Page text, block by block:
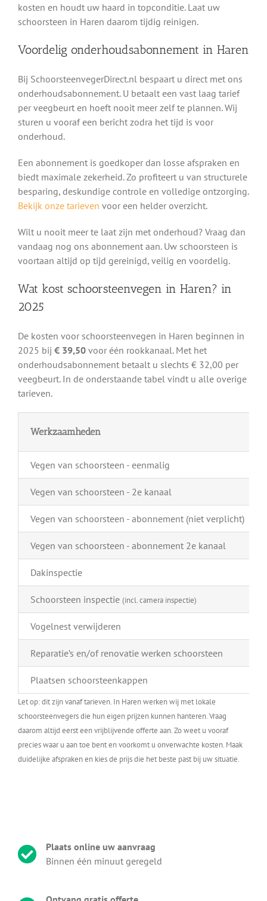
kosten en houdt uw haard in topconditie. Laat uw
schoorsteen in Haren daarom tijdig reinigen.
Voordelig onderhoudsabonnement in Haren
Bij SchoorsteenvegerDirect.nl bespaart u direct met ons
onderhoudsabonnement. U betaalt een vast laag tarief
per veegbeurt en hoeft nooit meer zelf te plannen. Wij
sturen u vooraf een bericht zodra het tijd is voor
onderhoud.
Een abonnement is goedkoper dan losse afspraken en
biedt maximale zekerheid. Zo profiteert u van structurele
besparing, deskundige controle en volledige ontzorging.
Bekijk onze tarieven voor een helder overzicht.
Wilt u nooit meer te laat zijn met onderhoud? Vraag dan
vandaag nog ons abonnement aan. Uw schoorsteen is
voortaan altijd op tijd gereinigd, veilig en voordelig.
Wat kost schoorsteenvegen in Haren? in
2025
De kosten voor schoorsteenvegen in Haren beginnen in
2025 bij € 39,50voor één rookkanaal. Met het
onderhoudsabonnement betaalt u slechts € 32,00 per
veegbeurt. In de onderstaande tabel vindt u alle overige
tarieven.
Werkzaamheden
Vegen van schoorsteen - eenmalig
Vegen van schoorsteen - 2e kanaal
Vegen van schoorsteen - abonnement (niet verplicht)
Vegen van schoorsteen - abonnement 2e kanaal
Dakinspectie
Schoorsteen inspectie (incl. camera inspectie)
Vogelnest verwijderen
Reparatie’s en/of renovatie werken schoorsteen
Plaatsen schoorsteenkappen
Let op: dit zijn vanaf tarieven. In Haren werken wij met lokale
schoorsteenvegers die hun eigen prijzen kunnen hanteren. Vraag
daarom altijd eerst een vrijblijvende offerte aan. Zo weet u vooraf
precies waar u aan toe bent en voorkomt u onverwachte kosten. Maak
duidelijke afspraken en kies de prijs die het beste past bij uw situatie.
Plaats online uw aanvraag
Binnen één minuut geregeld